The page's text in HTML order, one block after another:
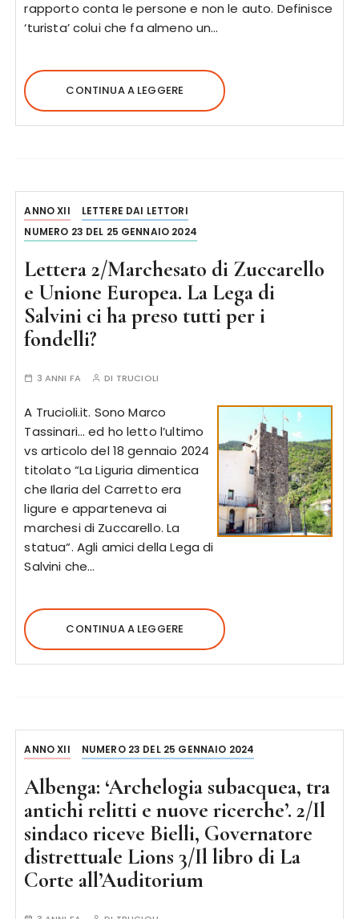
rapporto conta le persone e non le auto. Definisce
‘turista’ colui che fa almeno un…
CONTINUA A LEGGERE
ANNO XII
LETTERE DAI LETTORI
NUMERO 23 DEL 25 GENNAIO 2024
Lettera 2/Marchesato di Zuccarello
e Unione Europea. La Lega di
Salvini ci ha preso tutti per i
fondelli?
3 ANNI FA DI TRUCIOLI
A Trucioli.it. Sono Marco
Tassinari… ed ho letto l’ultimo
vs articolo del 18 gennaio 2024
titolato “La Liguria dimentica
che Ilaria del Carretto era
ligure e apparteneva ai
marchesi di Zuccarello. La
statua“. Agli amici della Lega di
Salvini che…
CONTINUA A LEGGERE
ANNO XII NUMERO 23 DEL 25 GENNAIO 2024
Albenga: ‘Archelogia subacquea, tra
antichi relitti e nuove ricerche’. 2/Il
sindaco riceve Bielli, Governatore
distrettuale Lions 3/Il libro di La
Corte all’Auditorium